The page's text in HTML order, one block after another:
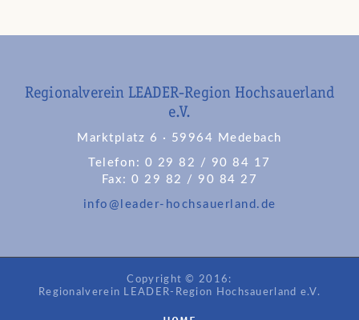
Regionalverein LEADER-Region Hochsauerland
e.V.
Marktplatz 6 · 59964 Medebach
Telefon: 0 29 82 / 90 84 17
Fax: 0 29 82 / 90 84 27
info@leader-hochsauerland.de
Copyright © 2016:
Regionalverein LEADER-Region Hochsauerland e.V.